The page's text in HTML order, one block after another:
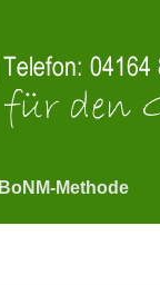
BoNM-Methode